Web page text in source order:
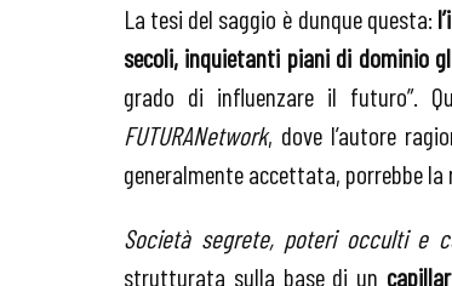
La tesi del saggio è dunque questa:
secoli, inquietanti piani di dominio
grado di influenzare il futuro”.
FUTURANetwork, dove l’autore
generalmente accettata, porrebbe la
Società segrete, poteri occulti e
strutturata sulla base di un